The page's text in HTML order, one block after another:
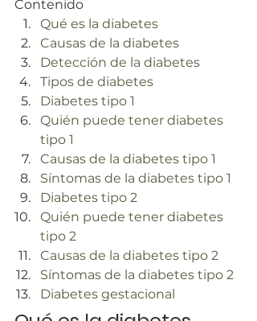
Contenido
Qué es la diabetes
Causas de la diabetes
Detección de la diabetes
Tipos de diabetes
Diabetes tipo 1
Quién puede tener diabetes
tipo 1
Causas de la diabetes tipo 1
Síntomas de la diabetes tipo 1
Diabetes tipo 2
Quién puede tener diabetes
tipo 2
Causas de la diabetes tipo 2
Síntomas de la diabetes tipo 2
Diabetes gestacional